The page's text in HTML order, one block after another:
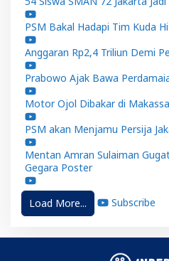
PSM Bakal Hadapi Tim Kuda
Anggaran Rp2,4 Triliun Demi
Prabowo Ajak Bawa
Motor Ojol Dibakar di
PSM akan Menjamu Persija
Mentan Amran Sulaiman
Gegara Poster
Load More... Subscribe